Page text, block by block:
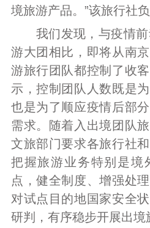
境旅游产品。”该旅行社负
我们发现，与疫情前
游大团相比，即将从南
游旅行团队都控制了收
示，控制团队人数既是
也是为了顺应疫情后部
需求。随着入出境团队
文旅部门要求各旅行社
把握旅游业务特别是境
点，健全制度、增强处
对试点目的地国家安全
研判，有序稳步开展出境